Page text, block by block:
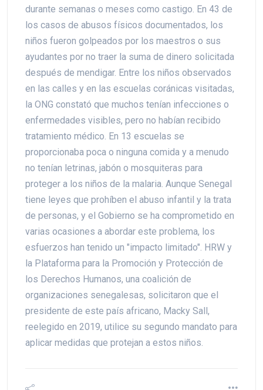
durante semanas o meses como castigo. En 43 de
los casos de abusos físicos documentados, los
niños fueron golpeados por los maestros o sus
ayudantes por no traer la suma de dinero solicitada
después de mendigar. Entre los niños observados
en las calles y en las escuelas coránicas visitadas,
la ONG constató que muchos tenían infecciones o
enfermedades visibles, pero no habían recibido
tratamiento médico. En 13 escuelas se
proporcionaba poca o ninguna comida y a menudo
no tenían letrinas, jabón o mosquiteras para
proteger a los niños de la malaria. Aunque Senegal
tiene leyes que prohíben el abuso infantil y la trata
de personas, y el Gobierno se ha comprometido en
varias ocasiones a abordar este problema, los
esfuerzos han tenido un "impacto limitado". HRW y
la Plataforma para la Promoción y Protección de
los Derechos Humanos, una coalición de
organizaciones senegalesas, solicitaron que el
presidente de este país africano, Macky Sall,
reelegido en 2019, utilice su segundo mandato para
aplicar medidas que protejan a estos niños.